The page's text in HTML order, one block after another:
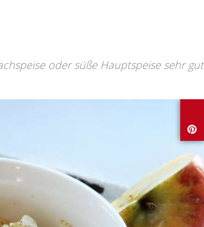
oder süße Hauptspeise sehr gut